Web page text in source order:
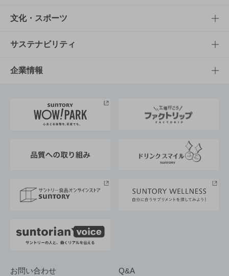
商品一覧
商品発売情報
栄養成分一覧
知る・楽しむTOP
キャンペーン
工場見学
地域情報
文化・スポーツ
文化・スポーツTOP
サントリーホール
サントリーサンバーズ大阪
サステナビリティ
サステナビリティTOP
サントリーが考えるサステナビリティ経営
企業情報
企業概要
採用情報
お問い合わせ Q&A